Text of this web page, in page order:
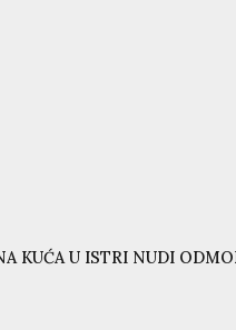
KUĆA U ISTRI NUDI